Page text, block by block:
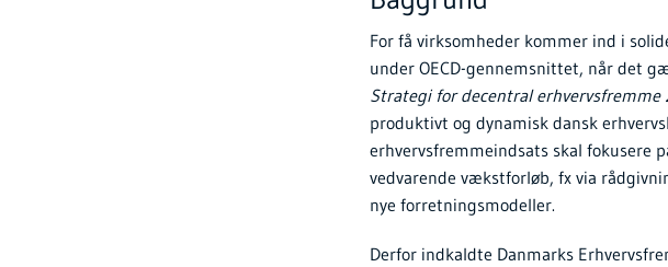
For få virksomheder kommer ind i
under OECD-gennemsnittet, når det
Strategi for decentral erhvervsfremme
produktivt og dynamisk dansk
erhvervsfremmeindsats skal fokusere
vedvarende vækstforløb, fx via
nye forretningsmodeller.
Derfor indkaldte Danmarks